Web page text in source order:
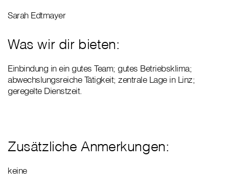
Sarah Edtmayer
Was wir dir bieten:
Einbindung in ein gutes Team; gutes Betriebsklima;
abwechslungsreiche Tätigkeit; zentrale Lage in Linz;
geregelte Dienstzeit.
Zusätzliche Anmerkungen:
keine